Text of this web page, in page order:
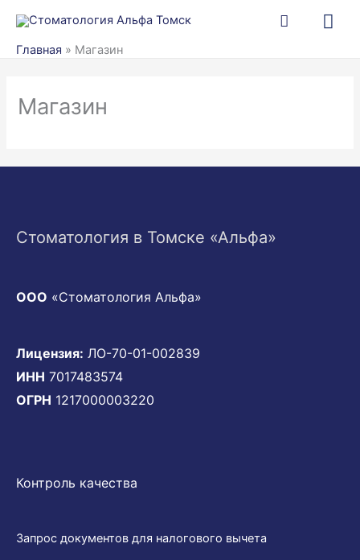
содержимому
Главная » Магазин
Магазин
Стоматология в Томске «Альфа»
ООО «Стоматология Альфа»
Лицензия: ЛО-70-01-002839
ИНН 7017483574
ОГРН 1217000003220
Контроль качества
Запрос документов для налогового вычета